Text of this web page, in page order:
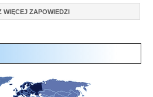
WIĘCEJ ZAPOWIEDZI